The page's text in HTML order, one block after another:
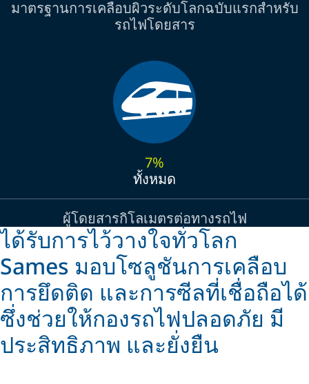
มาตรฐานการเคลือบผิวระดับโลกฉบับแรกสำหรับ
รถไฟโดยสาร
7%
ทั้งหมด
ผู้โดยสารกิโลเมตรต่อทางรถไฟ
ได้รับการไว้วางใจทั่วโลก
Sames มอบโซลูชันการเคลือบ
การยึดติด และการซีลที่เชื่อถือได้
ซึ่งช่วยให้กองรถไฟปลอดภัย มี
ประสิทธิภาพ และยั่งยืน